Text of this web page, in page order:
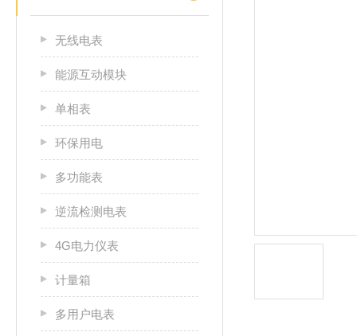
无线电表
能源互动模块
单相表
环保用电
多功能表
逆流检测电表
4G电力仪表
计量箱
多用户电表